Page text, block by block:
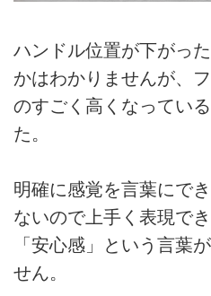
ハンドル位置が下がっ
かはわかりませんが、
のすごく高くなってい
た。
明確に感覚を言葉にで
ないので上手く表現で
「安心感」という言葉
せん。